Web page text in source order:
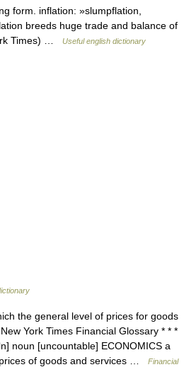
form. inflation: »slumpflation,
breeds huge trade and balance of
Times) …
Useful english dictionary
the general level of prices for goods
York Times Financial Glossary * * *
noun [uncountable] ECONOMICS a
of goods and services …
Financial